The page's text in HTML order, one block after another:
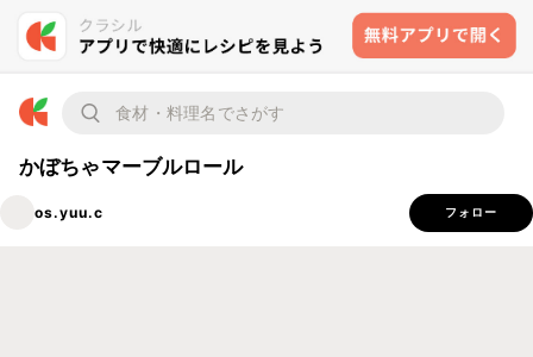
かぼちゃマーブルロール
os.yuu.c フォロー